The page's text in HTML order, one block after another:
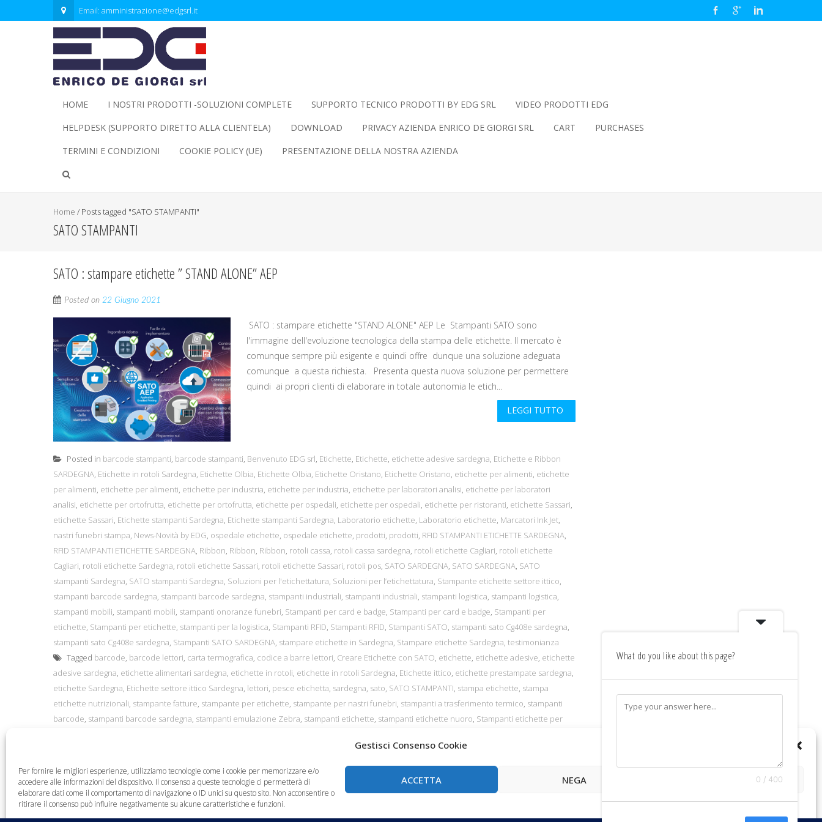
Gestisci Consenso Cookie
Per fornire le migliori esperienze, utilizziamo tecnologie come i cookie per memorizzare e/o
accedere alle informazioni del dispositivo. Il consenso a queste tecnologie ci permetterà di
elaborare dati come il comportamento di navigazione o ID unici su questo sito. Non acconsentire o
ritirare il consenso può influire negativamente su alcune caratteristiche e funzioni.
ACCETTA NEGA VISUALIZZA LE PREFERENZE
Email: amministrazione@edgsrl.it
HOME I NOSTRI PRODOTTI -SOLUZIONI COMPLETE SUPPORTO TECNICO PRODOTTI BY EDG SRL
VIDEO PRODOTTI EDG
HELPDESK (SUPPORTO DIRETTO ALLA CLIENTELA)
DOWNLOAD PRIVACY AZIENDA ENRICO DE GIORGI SRL CART
PURCHASES
TERMINI E CONDIZIONI
COOKIE POLICY (UE) PRESENTAZIONE DELLA NOSTRA AZIENDA
Home / Posts tagged "SATO STAMPANTI"
SATO STAMPANTI
SATO : stampare etichette ” STAND ALONE” AEP
Posted on 22 Giugno 2021
SATO : stampare etichette "STAND ALONE" AEP Le Stampanti SATO sono
l'immagine dell'evoluzione tecnologica della stampa delle etichette. Il mercato è
comunque sempre più esigente e quindi offre dunque una soluzione adeguata
comunque a questa richiesta. Presenta questa nuova soluzione per permettere
quindi ai propri clienti di elaborare in totale autonomia le etich...
LEGGI TUTTO
Posted in barcode stampanti, barcode stampanti, Benvenuto EDG srl, Etichette, Etichette, etichette adesive sardegna, Etichette e Ribbon
SARDEGNA, Etichette in rotoli Sardegna, Etichette Olbia, Etichette Olbia, Etichette Oristano, Etichette Oristano, etichette per alimenti, etichette
per alimenti, etichette per alimenti, etichette per industria, etichette per industria, etichette per laboratori analisi, etichette per laboratori
analisi, etichette per ortofrutta, etichette per ortofrutta, etichette per ospedali, etichette per ospedali, etichette per ristoranti, etichette Sassari,
etichette Sassari, Etichette stampanti Sardegna, Etichette stampanti Sardegna, Laboratorio etichette, Laboratorio etichette, Marcatori Ink Jet,
nastri funebri stampa, News-Novità by EDG, ospedale etichette, ospedale etichette, prodotti, prodotti, RFID STAMPANTI ETICHETTE SARDEGNA,
RFID STAMPANTI ETICHETTE SARDEGNA, Ribbon, Ribbon, Ribbon, rotoli cassa, rotoli cassa sardegna, rotoli etichette Cagliari, rotoli etichette
Cagliari, rotoli etichette Sardegna, rotoli etichette Sassari, rotoli etichette Sassari, rotoli pos, SATO SARDEGNA, SATO SARDEGNA, SATO
stampanti Sardegna, SATO stampanti Sardegna, Soluzioni per l'etichettatura, Soluzioni per l’etichettatura, Stampante etichette settore ittico,
stampanti barcode sardegna, stampanti barcode sardegna, stampanti industriali, stampanti industriali, stampanti logistica, stampanti logistica,
stampanti mobili, stampanti mobili, stampanti onoranze funebri, Stampanti per card e badge, Stampanti per card e badge, Stampanti per
etichette, Stampanti per etichette, stampanti per la logistica, Stampanti RFID, Stampanti RFID, Stampanti SATO, stampanti sato Cg408e sardegna,
stampanti sato Cg408e sardegna, Stampanti SATO SARDEGNA, stampare etichette in Sardegna, Stampare etichette Sardegna, testimonianza
Tagged barcode, barcode lettori, carta termografica, codice a barre lettori, Creare Etichette con SATO, etichette, etichette adesive, etichette
adesive sardegna, etichette alimentari sardegna, etichette in rotoli, etichette in rotoli Sardegna, Etichette ittico, etichette prestampate sardegna,
etichette Sardegna, Etichette settore ittico Sardegna, lettori, pesce etichetta, sardegna, sato, SATO STAMPANTI, stampa etichette, stampa
etichette nutrizionali, stampante fatture, stampante per etichette, stampante per nastri funebri, stampanti a trasferimento termico, stampanti
barcode, stampanti barcode sardegna, stampanti emulazione Zebra, stampanti etichette, stampanti etichette nuoro, Stampanti etichette per
stampanti Sato Citizen Datamax Zebra Intermec Godex Toshiba tec,stampanti termiche
What do you like about this page?
0 / 400